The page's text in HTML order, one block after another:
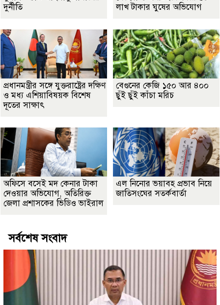
দুর্নীতি
লাখ টাকার ঘুষের অভিযোগ
প্রধানমন্ত্রীর সঙ্গে যুক্তরাষ্ট্রের দক্ষিণ
ও মধ্য এশিয়াবিষয়ক বিশেষ
দূতের সাক্ষাৎ
বেগুনের কেজি ১৫০ আর ৪০০
ছুঁই ছুঁই কাঁচা মরিচ
অফিসে বসেই মদ কেনার টাকা
দেওয়ার অভিযোগ, অতিরিক্ত
জেলা প্রশাসকের ভিডিও ভাইরাল
এল নিনোর ভয়াবহ প্রভাব নিয়ে
জাতিসংঘের সতর্কবার্তা
সর্বশেষ সংবাদ